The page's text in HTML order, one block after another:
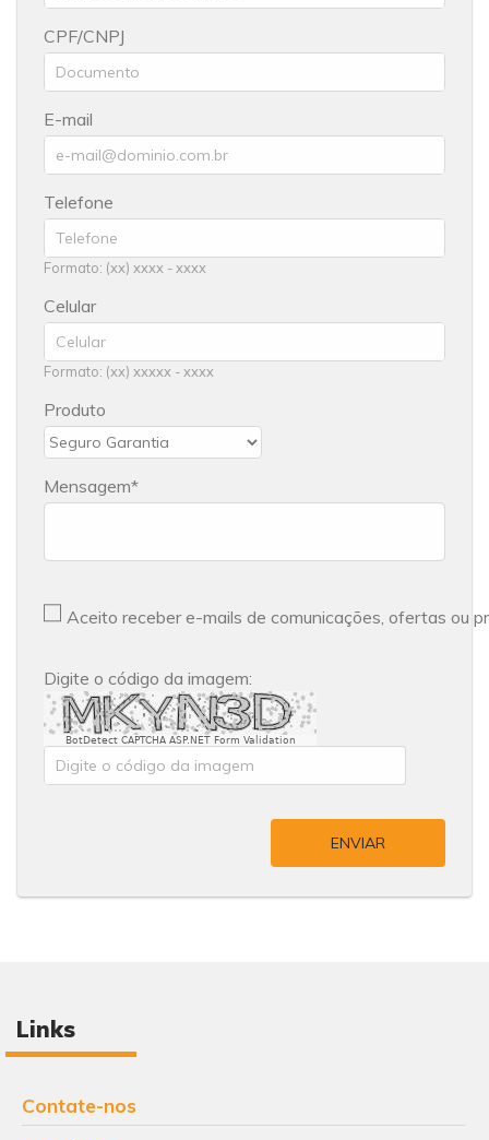
CPF/CNPJ
E-mail
Telefone
Formato: (xx) xxxx - xxxx
Celular
Formato: (xx) xxxxx - xxxx
Produto
Mensagem
Aceito receber e-mails de comunicações, ofertas ou
Digite o código da imagem:
BotDetect CAPTCHA ASP.NET Form Validation
ENVIAR
Links
Contate-nos